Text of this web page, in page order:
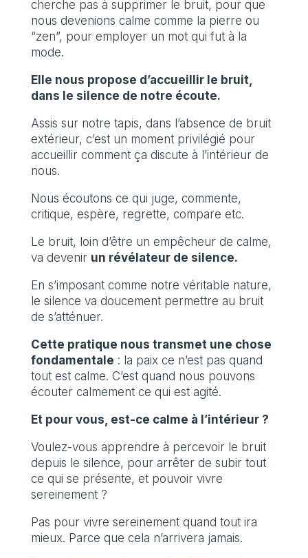
cherche pas à supprimer le bruit, pour que
nous devenions calme comme la pierre ou
“zen”, pour employer un mot qui fut à la
mode.
Elle nous propose d’accueillir le bruit,
dans le silence de notre écoute.
Assis sur notre tapis, dans l’absence de bruit
extérieur, c’est un moment privilégié pour
accueillir comment ça discute à l’intérieur de
nous.
Nous écoutons ce qui juge, commente,
critique, espère, regrette, compare etc.
Le bruit, loin d’être un empêcheur de calme,
va devenir un révélateur de silence.
En s’imposant comme notre véritable nature,
le silence va doucement permettre au bruit
de s’atténuer.
Cette pratique nous transmet une chose
fondamentale : la paix ce n’est pas quand
tout est calme. C’est quand nous pouvons
écouter calmement ce qui est agité.
Et pour vous, est-ce calme à l’intérieur ?
Voulez-vous apprendre à percevoir le bruit
depuis le silence, pour arrêter de subir tout
ce qui se présente, et pouvoir vivre
sereinement ?
Pas pour vivre sereinement quand tout ira
mieux. Parce que cela n’arrivera jamais.